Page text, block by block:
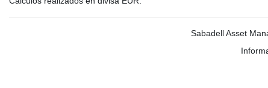
Sabadell Asset